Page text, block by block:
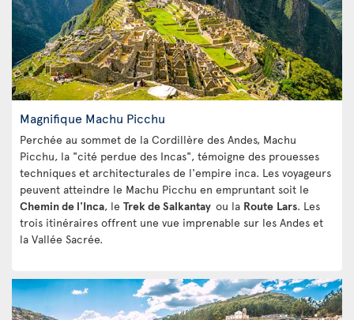
Magnifique Machu Picchu
Perchée au sommet de la Cordillère des Andes, Machu
Picchu, la "cité perdue des Incas", témoigne des prouesses
techniques et architecturales de l'empire inca. Les voyageurs
peuvent atteindre le Machu Picchu en empruntant soit le
Chemin de l'Inca, le Trek de Salkantay ou la Route Lars. Les
trois itinéraires offrent une vue imprenable sur les Andes et
la Vallée Sacrée.